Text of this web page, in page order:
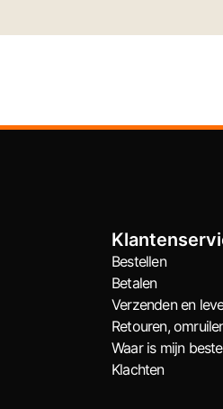
Bestellen
Betalen
Verzenden en
Retouren,
Waar is mijn
Klachten